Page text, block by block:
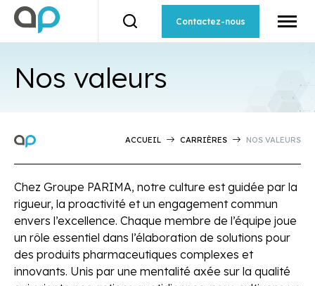
Ouvrir
Contactez-nous
la
du
Nos valeurs
ACCUEIL CARRIÈRES NOS VALEURS
Chez Groupe PARIMA, notre culture est guidée par la
rigueur, la proactivité et un engagement commun
envers l’excellence. Chaque membre de l’équipe joue
un rôle essentiel dans l’élaboration de solutions pour
des produits pharmaceutiques complexes et
innovants. Unis par une mentalité axée sur la qualité